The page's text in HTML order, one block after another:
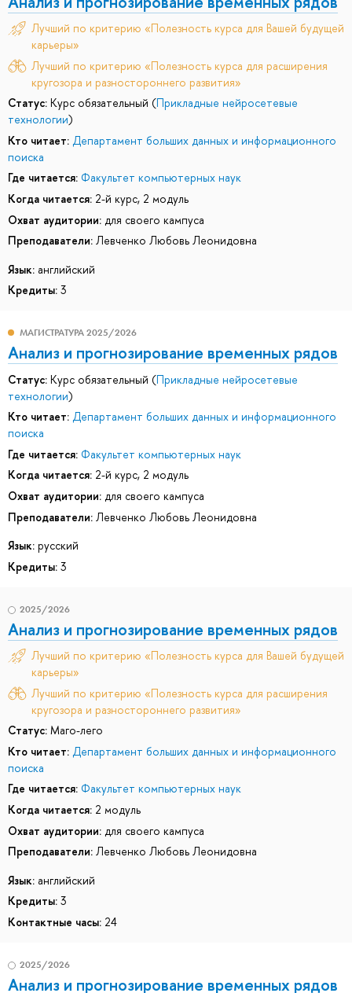
Лучший по критерию «Полезность курса для Вашей будущей
карьеры»
Лучший по критерию «Полезность курса для расширения
кругозора и разностороннего развития»
Статус: Курс обязательный (Прикладные нейросетевые
технологии)
Кто читает: Департамент больших данных и информационного
поиска
Где читается: Факультет компьютерных наук
Когда читается: 2-й курс, 2 модуль
Охват аудитории: для своего кампуса
Преподаватели: Левченко Любовь Леонидовна
Язык: английский
Кредиты: 3
МАГИСТРАТУРА 2025/2026
Анализ и прогнозирование временных рядов
Статус: Курс обязательный (Прикладные нейросетевые
технологии)
Кто читает: Департамент больших данных и информационного
поиска
Где читается: Факультет компьютерных наук
Когда читается: 2-й курс, 2 модуль
Охват аудитории: для своего кампуса
Преподаватели: Левченко Любовь Леонидовна
Язык: русский
Кредиты: 3
2025/2026
Анализ и прогнозирование временных рядов
Лучший по критерию «Полезность курса для Вашей будущей
карьеры»
Лучший по критерию «Полезность курса для расширения
кругозора и разностороннего развития»
Статус: Маго-лего
Кто читает: Департамент больших данных и информационного
поиска
Где читается: Факультет компьютерных наук
Когда читается: 2 модуль
Охват аудитории: для своего кампуса
Преподаватели: Левченко Любовь Леонидовна
Язык: английский
Кредиты: 3
Контактные часы: 24
2025/2026
Анализ и прогнозирование временных рядов